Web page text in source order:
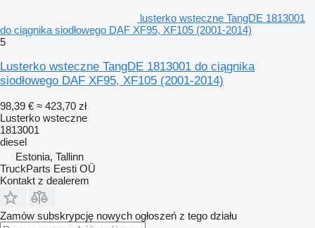
lusterko wsteczne TangDE 1813001
do ciągnika siodłowego DAF XF95, XF105 (2001-2014)
5
Lusterko wsteczne TangDE 1813001 do ciągnika
siodłowego DAF XF95, XF105 (2001-2014)
98,39 € ≈ 423,70 zł
Lusterko wsteczne
1813001
diesel
Estonia, Tallinn
TruckParts Eesti OÜ
Kontakt z dealerem
Zamów subskrypcję nowych ogłoszeń z tego działu